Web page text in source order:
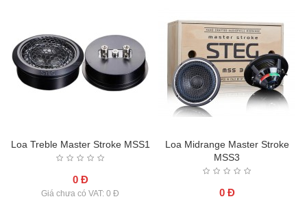
Loa Treble Master Stroke MSS1
0 Đ
Giá chưa có VAT: 0 Đ
Loa Midrange Master Stroke
MSS3
0 Đ